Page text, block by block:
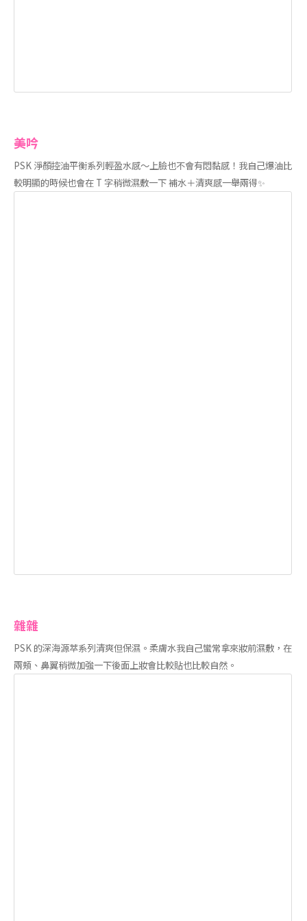
美吟
PSK 淨顏控油平衡系列輕盈水感～上臉也不會有悶黏感！我自己爆油比
較明顯的時候也會在 T 字稍微濕敷一下 補水＋清爽感一舉兩得✨
雜雜
PSK 的深海源萃系列清爽但保濕。柔膚水我自己蠻常拿來妝前濕敷，在
兩頰、鼻翼稍微加強一下後面上妝會比較貼也比較自然。